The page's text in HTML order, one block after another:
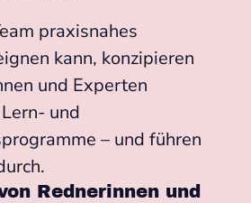
praxisnahes
kann, konzipieren
und Experten
und
– und führen
Rednerinnen und